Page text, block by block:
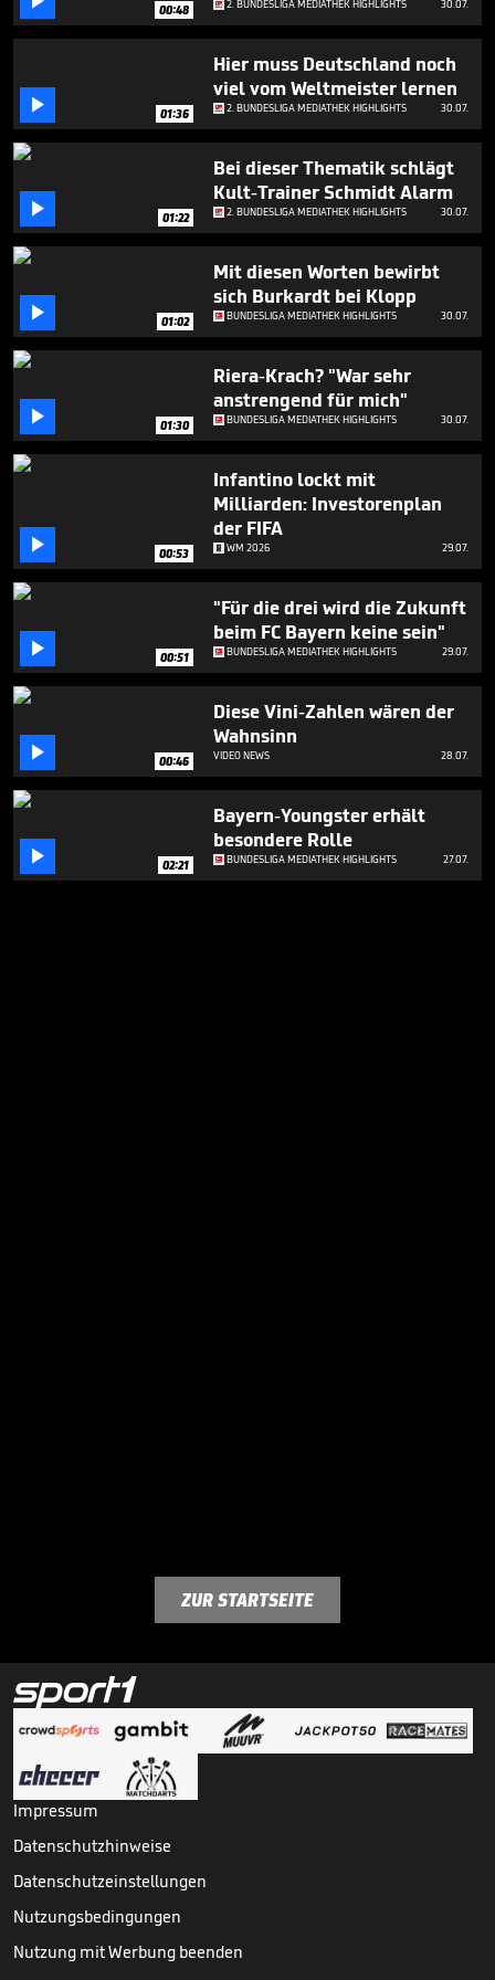
seconds
00:48 2. BUNDESLIGA MEDIATHEK HIGHLIGHTS 30.07.
 01:36
Hier muss Deutschland noch
viel vom Weltmeister lernen
2. BUNDESLIGA MEDIATHEK HIGHLIGHTS 30.07.
 01:22
Bei dieser Thematik schlägt
Kult-Trainer Schmidt Alarm
2. BUNDESLIGA MEDIATHEK HIGHLIGHTS 30.07.
 01:02
Mit diesen Worten bewirbt
sich Burkardt bei Klopp
BUNDESLIGA MEDIATHEK HIGHLIGHTS 30.07.
 01:30
Riera-Krach? "War sehr
anstrengend für mich"
BUNDESLIGA MEDIATHEK HIGHLIGHTS 30.07.
 00:53
Infantino lockt mit
Milliarden: Investorenplan
der FIFA
WM 2026 29.07.
 00:51
"Für die drei wird die Zukunft
beim FC Bayern keine sein"
BUNDESLIGA MEDIATHEK HIGHLIGHTS 29.07.
 00:46
Diese Vini-Zahlen wären der
Wahnsinn
VIDEO NEWS 28.07.
 02:21
Bayern-Youngster erhält
besondere Rolle
BUNDESLIGA MEDIATHEK HIGHLIGHTS 27.07.
ZUR STARTSEITE
Impressum
Datenschutzhinweise
Datenschutzeinstellungen
Nutzungsbedingungen
Nutzung mit Werbung beenden